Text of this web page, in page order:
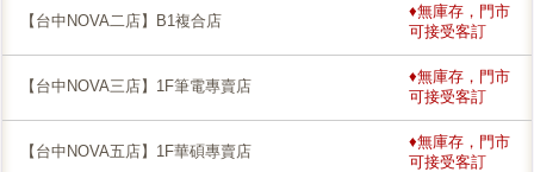
【台中NOVA二店】B1複合店
♦無庫存，門市
可接受客訂
【台中NOVA三店】1F筆電專賣店
♦無庫存，門市
可接受客訂
【台中NOVA五店】1F華碩專賣店
♦無庫存，門市
可接受客訂